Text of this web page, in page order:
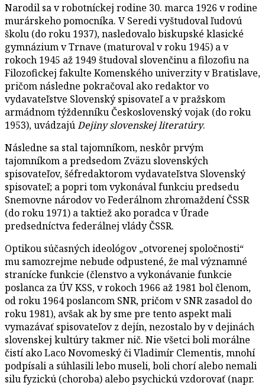
Narodil sa v robotníckej rodine 30. marca 1926 v rodine
murárskeho pomocníka. V Seredi vyštudoval ľudovú
školu (do roku 1937), nasledovalo biskupské klasické
gymnázium v Trnave (maturoval v roku 1945) a v
rokoch 1945 až 1949 študoval slovenčinu a filozofiu na
Filozofickej fakulte Komenského univerzity v Bratislave,
pričom následne pokračoval ako redaktor vo
vydavateľstve Slovenský spisovateľ a v pražskom
armádnom týždenníku Československý vojak (do roku
1953), uvádzajúDejiny slovenskej literatúry.
Následne sa stal tajomníkom, neskôr prvým
tajomníkom a predsedom Zväzu slovenských
spisovateľov, šéfredaktorom vydavateľstva Slovenský
spisovateľ; a popri tom vykonával funkciu predsedu
Snemovne národov vo Federálnom zhromaždení ČSSR
(do roku 1971) a taktiež ako poradca v Úrade
predsedníctva federálnej vlády ČSSR.
Optikou súčasných ideológov „otvorenej spoločnosti“
mu samozrejme nebude odpustené, že mal významné
stranícke funkcie (členstvo a vykonávanie funkcie
poslanca za ÚV KSS, v rokoch 1966 až 1981 bol členom,
od roku 1964 poslancom SNR, pričom v SNR zasadol do
roku 1981), avšak ak by sme pre tento aspekt mali
vymazávať spisovateľov z dejín, nezostalo by v dejinách
slovenskej kultúry takmer nič. Nie všetci boli morálne
čistí ako Laco Novomeský či Vladimír Clementis, mnohí
podpísali a súhlasili lebo museli, boli chorí alebo nemali
silu fyzickú (choroba) alebo psychickú vzdorovať (napr.